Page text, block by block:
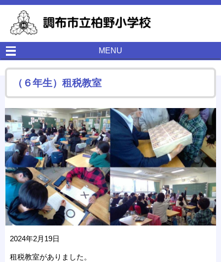
MENU
（６年生）租税教室
2024年2月19日
租税教室がありました。